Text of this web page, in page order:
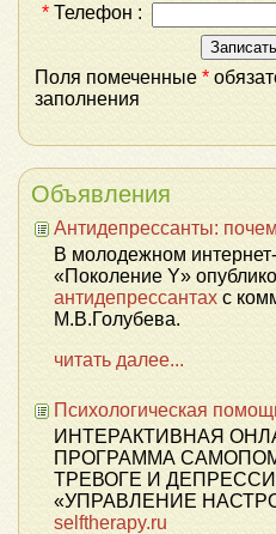
* Телефон :
Поля помеченные *
заполнения
Объявления
Антидепрессанты:
В молодежном
«Поколение Y»
антидепрессантах с
М.В.Голубева.
читать далее...
Психологическая
ИНТЕРАКТИВНАЯ
ПРОГРАММА
ТРЕВОГЕ И
«УПРАВЛЕНИЕ
selftherapy.ru